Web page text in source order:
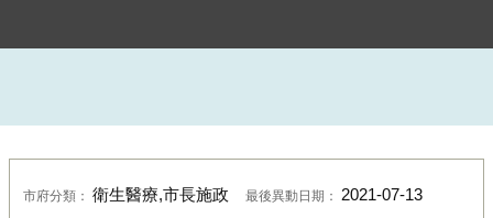
市府分類： 衛生醫療,市長施政 最後異動日期： 2021-07-13